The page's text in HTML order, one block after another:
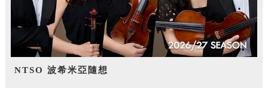
NTSO 波希米亞隨想